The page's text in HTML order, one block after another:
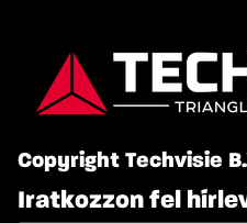
Copyright Techvisie
Iratkozzon fel